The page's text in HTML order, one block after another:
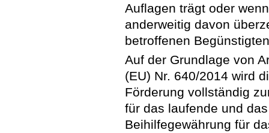
Auflagen trägt oder
anderweitig davon
betroffenen
Auf der Grundlage von
(EU) Nr. 640/2014 wird
Förderung vollständig
für das laufende und
Beihilfegewährung für